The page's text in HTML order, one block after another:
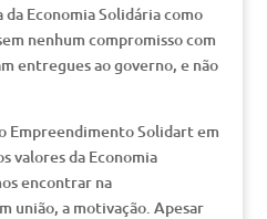
Economia Solidária como
nenhum compromisso com
entregues ao governo, e não
Empreendimento Solidart em
valores da Economia
encontrar na
união, a motivação. Apesar